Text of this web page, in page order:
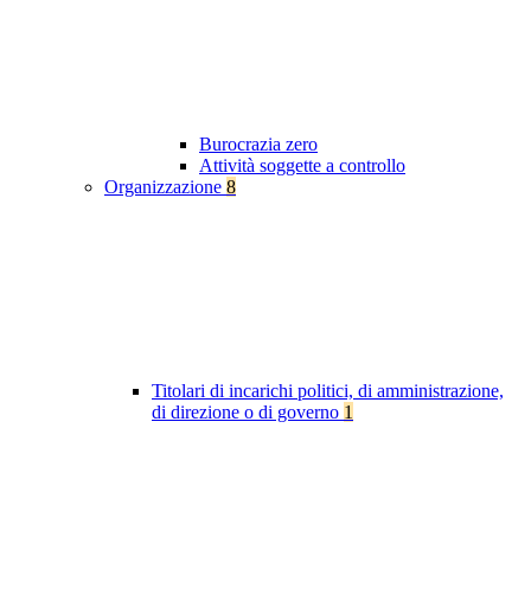
Burocrazia zero
Attività soggette a controllo
Organizzazione 8
Titolari di incarichi politici, di amministrazione,
di direzione o di governo 1